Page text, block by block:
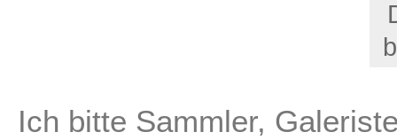
Ich bitte Sammler,